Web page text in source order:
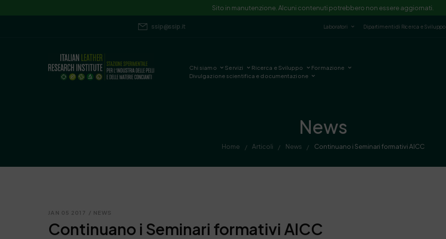
Sito in manutenzione. Alcuni contenuti potrebbero non essere aggiornati.
ssip@ssip.it Laboratori Dipartimenti di Ricerca e Sviluppo
Chi siamo Servizi Ricerca e Sviluppo
Formazione
Divulgazione scientifica e documentazione
News
Home / Articoli / News / Continuano i Seminari formativi AICC
JAN 05 2017 / NEWS
Continuano i Seminari formativi AICC